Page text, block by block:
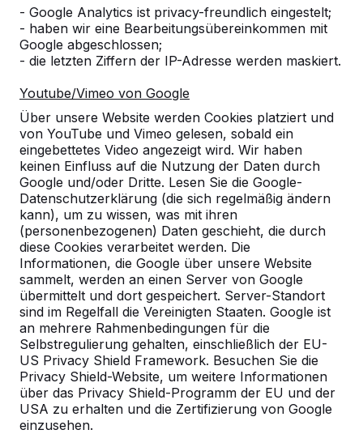
- Google Analytics ist privacy-freundlich eingestelt;
- haben wir eine Bearbeitungsübereinkommen mit
Google abgeschlossen;
- die letzten Ziffern der IP-Adresse werden maskiert.
Youtube/Vimeo von Google
Über unsere Website werden Cookies platziert und
von YouTube und Vimeo gelesen, sobald ein
eingebettetes Video angezeigt wird. Wir haben
keinen Einfluss auf die Nutzung der Daten durch
Google und/oder Dritte. Lesen Sie die Google-
Datenschutzerklärung (die sich regelmäßig ändern
kann), um zu wissen, was mit ihren
(personenbezogenen) Daten geschieht, die durch
diese Cookies verarbeitet werden. Die
Informationen, die Google über unsere Website
sammelt, werden an einen Server von Google
übermittelt und dort gespeichert. Server-Standort
sind im Regelfall die Vereinigten Staaten. Google ist
an mehrere Rahmenbedingungen für die
Selbstregulierung gehalten, einschließlich der EU-
US Privacy Shield Framework. Besuchen Sie die
Privacy Shield-Website, um weitere Informationen
über das Privacy Shield-Programm der EU und der
USA zu erhalten und die Zertifizierung von Google
einzusehen.
Zur Bestellung hinzufügen
Zum Angebot hinzufügen
Die Versandkosten werden nach Ihrem Lieferadresse
berechnet. Das Paket wird nach Eingang der Zahlung
versendet.
Soll Ihr Tischtennistisch wieder
wie neu werden?
Das geht mit dem Reparaturset. Dieses Reparaturset
eignet sich für den Tischtennistisch in der Farbe
Anthrazit. Selbstverständlich gibt es auch
Reparatursets für blaue und grüne Tischtennistische.
Achten Sie beim Bestellen darauf, die richtige Farbe